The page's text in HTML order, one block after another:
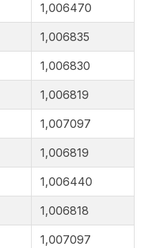
1,006470
1,006835
1,006830
1,006819
1,007097
1,006819
1,006440
1,006818
1,007097